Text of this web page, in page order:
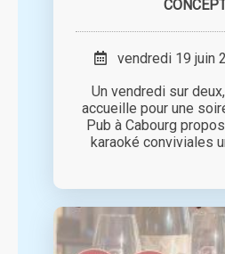
vendredi 19 juin
Un vendredi sur
accueille pour une
Pub à Cabourg
karaoké conviviales